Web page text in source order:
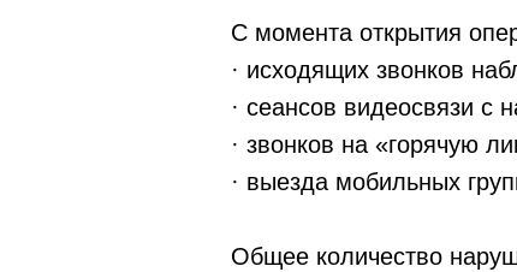
С момента открытия
· исходящих звонков
· сеансов видеосвязи с
· звонков на «горячую
· выезда мобильных
Общее количество